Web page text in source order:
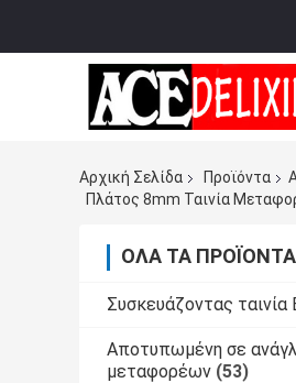
Αρχική Σελίδα
Προϊόντα
Πλάτος 8mm Ταινία
ΌΛΑ ΤΑ ΠΡΟΪΌΝΤΑ
Συσκευάζοντας ταινία
Αποτυπωμένη σε
μεταφορέων (53)